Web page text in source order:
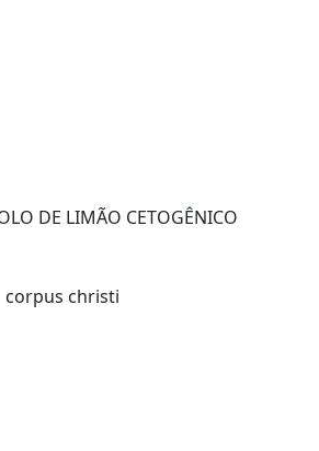
DE LIMÃO CETOGÊNICO
corpus christi